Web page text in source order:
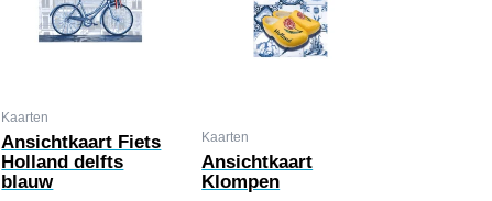
Kaarten
Ansichtkaart Fiets
Holland delfts
blauw
Kaarten
Ansichtkaart
Klompen